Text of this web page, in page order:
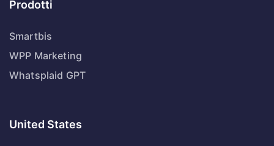
Prodotti
Smartbis
WPP Marketing
Whatsplaid GPT
United States